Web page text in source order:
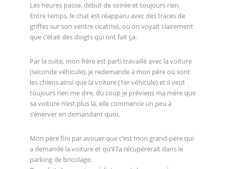
Les heures passe, début de soirée et toujours rien.
Entre temps, le chat est réapparu avec des traces de
griffes sur son ventre cicatrisé, où on voyait clairement
que c’était des doigts qui ont fait ça.
Par la suite, mon frère est parti travaillé avec la voiture
(seconde véhicule), je redemande à mon père où sont
les chiens ainsi que la voiture (1er véhicule) et il veut
toujours rien me dire, du coup je préviens ma mère que
sa voiture n’est plus là, elle commence un peu à
s’énerver en demandant quoi.
Mon père fini par avouer que c’est mon grand-père qui
a demandé la voiture et qu’il l’a récupérerait dans le
parking de bricolage.